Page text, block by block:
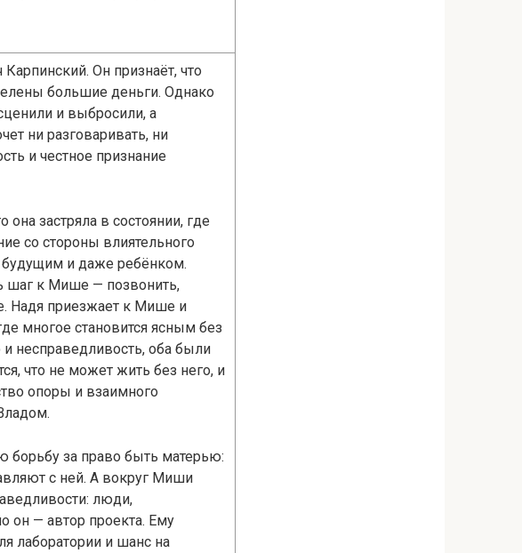
Он признаёт, что
большие деньги. Однако
и выбросили, а
ни разговаривать, ни
и честное признание
застряла в состоянии, где
со стороны влиятельного
будущим и даже ребёнком.
шаг к Мише — позвонить,
Надя приезжает к Мише и
многое становится ясным без
несправедливость, оба были
что не может жить без него, и
опоры и взаимного
за право быть матерью:
с ней. А вокруг Миши
люди,
он — автор проекта. Ему
лаборатории и шанс на